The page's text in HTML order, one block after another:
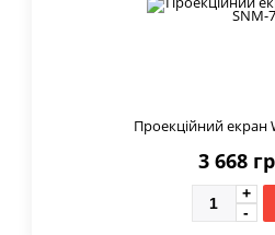
Проекційний екран
3 668